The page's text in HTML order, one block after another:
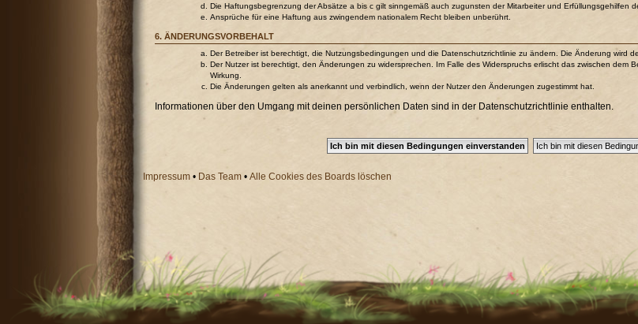
Die Haftungsbegrenzung der Absätze a bis c gilt sinngemäß auch zugunsten der Mitarbeiter und Erfüllungsgehilfen
Ansprüche für eine Haftung aus zwingendem nationalem Recht bleiben unberührt.
6. ÄNDERUNGSVORBEHALT
Der Betreiber ist berechtigt, die Nutzungsbedingungen und die Datenschutzrichtlinie zu ändern. Die Änderung wird
Der Nutzer ist berechtigt, den Änderungen zu widersprechen. Im Falle des Widerspruchs erlischt das zwischen dem
Wirkung.
Die Änderungen gelten als anerkannt und verbindlich, wenn der Nutzer den Änderungen zugestimmt hat.
Informationen über den Umgang mit deinen persönlichen Daten sind in der Datenschutzrichtlinie enthalten.
Impressum • Das Team •Alle Cookies des Boards löschen